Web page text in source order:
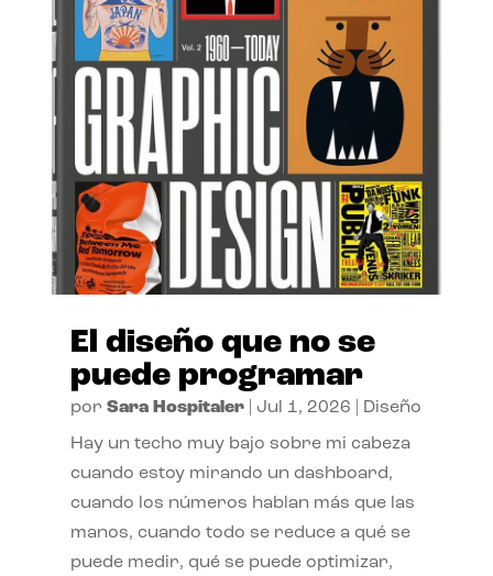
El diseño que no se
puede programar
por Sara Hospitaler| Jul 1, 2026 Diseño
Hay un techo muy bajo sobre mi cabeza
cuando estoy mirando un dashboard,
cuando los números hablan más que las
manos, cuando todo se reduce a qué se
puede medir, qué se puede optimizar,